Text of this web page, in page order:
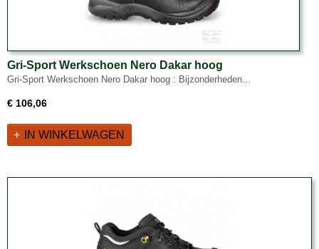
Gri-Sport Werkschoen Nero Dakar hoog
Gri-Sport Werkschoen Nero Dakar hoog : Bijzonderheden…
€ 106,06
IN WINKELWAGEN